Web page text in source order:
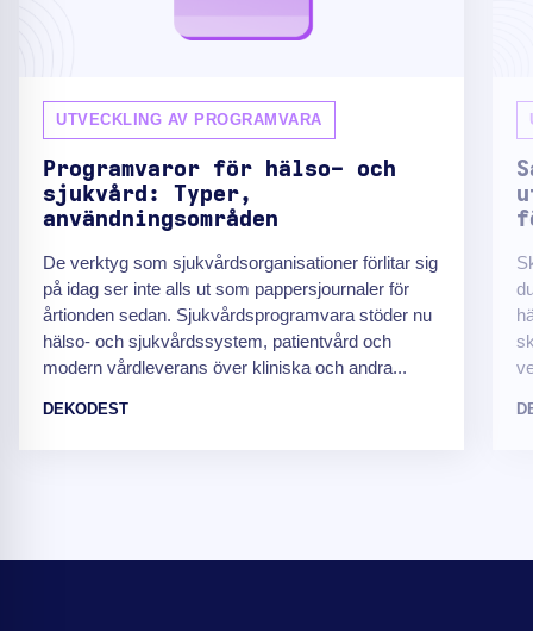
UTVECKLING AV PROGRAMVARA
Programvaror för hälso- och
sjukvård: Typer,
användningsområden
De verktyg som sjukvårdsorganisationer förlitar sig
på idag ser inte alls ut som pappersjournaler för
årtionden sedan. Sjukvårdsprogramvara stöder nu
hälso- och sjukvårdssystem, patientvård och
modern vårdleverans över kliniska och andra...
DEKODEST